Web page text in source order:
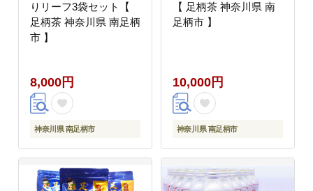
りリーフ3袋セット【
足柄茶 神奈川県 南足柄
市 】
8,000円
神奈川県 南足柄市
【 足柄茶 神奈川県 南
足柄市 】
10,000円
神奈川県 南足柄市